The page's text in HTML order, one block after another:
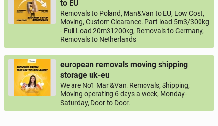
to EU
Removals to Poland, Man&Van to EU, Low Cost,
Moving, Custom Clearance. Part load 5m3/300kg
- Full Load 20m31200kg, Removals to Germany,
Removals to Netherlands
european removals moving shipping
storage uk-eu
We are No1 Man&Van, Removals, Shipping,
Moving operating 6 days a week, Monday-
Saturday, Door to Door.